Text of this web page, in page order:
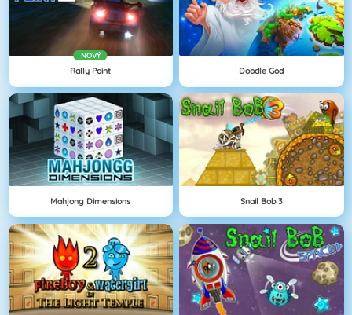
NOVÝ
Rally Point Doodle God
Mahjong Dimensions Snail Bob 3